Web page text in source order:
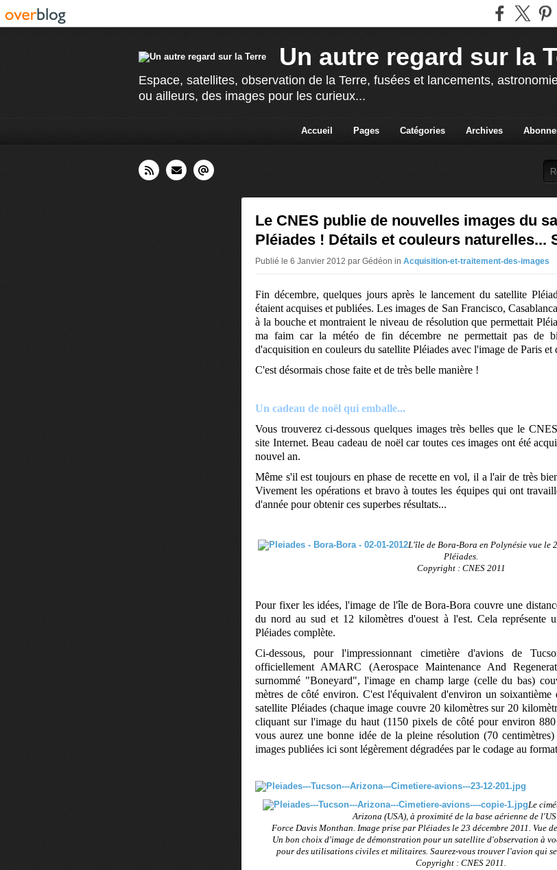
Un autre regard sur la
Espace, satellites, observation de la Terre, fusées et lancements,
ou ailleurs, des images pour les curieux...
Accueil Pages Catégories Archives
Le CNES publie de nouvelles images du
Pléiades ! Détails et couleurs naturelles...
Publié le 6 Janvier 2012 par Gédéon in Acquisition-et-traitement-des-images
Fin décembre, quelques jours après le lancement du satellite
étaient acquises et publiées. Les images de San Francisco,
à la bouche et montraient le niveau de résolution que permettait
ma faim car la météo de fin décembre ne permettait pas de
d'acquisition en couleurs du satellite Pléiades avec l'image de Paris et
C'est désormais chose faite et de très belle manière !
Un cadeau de noël qui emballe...
Vous trouverez ci-dessous quelques images très belles que le
site Internet. Beau cadeau de noël car toutes ces images ont été
nouvel an.
Même s'il est toujours en phase de recette en vol, il a l'air de très
Vivement les opérations et bravo à toutes les équipes qui ont
d'année pour obtenir ces superbes résultats...
L'île de Bora-Bora en Polynésie vue le
Pléiades.
Copyright : CNES 2011
Pour fixer les idées, l'image de l'île de Bora-Bora couvre une
du nord au sud et 12 kilomètres d'ouest à l'est. Cela représente
Pléiades complète.
Ci-dessous, pour l'impressionnant cimetière d'avions de
officiellement AMARC (Aerospace Maintenance And
surnommé "Boneyard", l'image en champ large (celle du bas)
mètres de côté environ. C'est l'équivalent d'environ un soixantième
satellite Pléiades (chaque image couvre 20 kilomètres sur 20
cliquant sur l'image du haut (1150 pixels de côté pour environ
vous aurez une bonne idée de la pleine résolution (70 centimètres)
images publiées ici sont légèrement dégradées par le codage au
Le
Arizona (USA), à proximité de la base aérienne de
Force Davis Monthan. Image prise par Pléiades le 23 décembre 2011. Vue
Un bon choix d'image de démonstration pour un satellite d'observation à
pour des utilisations civiles et militaires. Saurez-vous trouver l'avion qui
Copyright : CNES 2011.